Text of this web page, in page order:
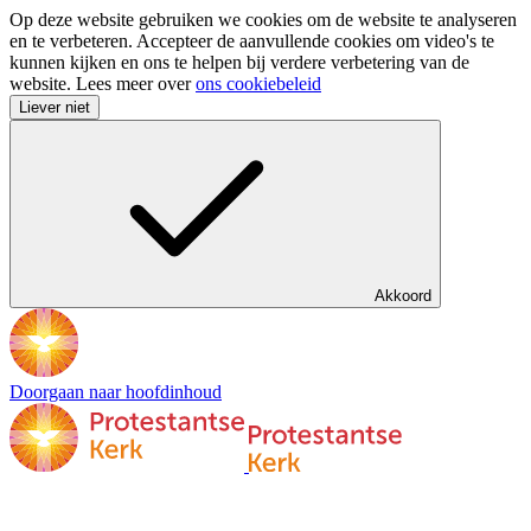
Op deze website gebruiken we cookies om de website te analyseren
en te verbeteren. Accepteer de aanvullende cookies om video's te
kunnen kijken en ons te helpen bij verdere verbetering van de
website. Lees meer overons cookiebeleid
Liever niet
Akkoord
Doorgaan naar hoofdinhoud